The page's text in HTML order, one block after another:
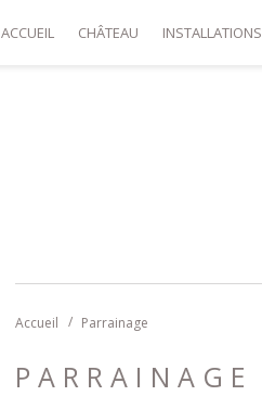
ACCUEIL CHÂTEAU INSTALLATIONS
Accueil Parrainage
PARRAINAGE